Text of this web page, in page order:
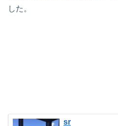
した。
sr